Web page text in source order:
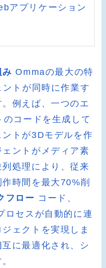
アプリケーション
み Ommaの最大の特
トが同時に作業す
例えば、一つのエ
コードを生成して
トが3Dモデルを作
ントがメディア素
処理により、従来
時間を最大70%削
フロー コード、
ロセスが自動的に連
ェクトを実現しま
に最適化され、シ